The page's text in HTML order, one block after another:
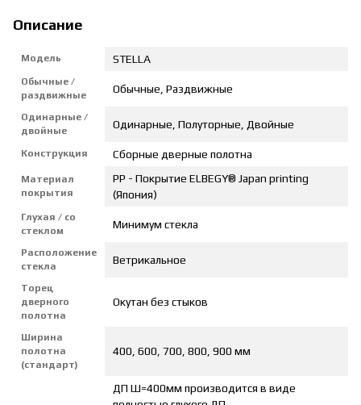
Описание
Модель STELLA
Обычные /
раздвижные
Обычные, Раздвижные
Одинарные /
двойные
Одинарные, Полуторные, Двойные
Конструкция Сборные дверные полотна
Материал
покрытия
PP - Покрытие ELBEGY® Japan printing
(Япония)
Глухая / со
стеклом
Минимум стекла
Расположение
стекла
Ветрикальное
Торец
дверного
полотна
Окутан без стыков
Ширина
полотна
(стандарт)
400, 600, 700, 800, 900 мм
ДП Ш=400мм производится в виде